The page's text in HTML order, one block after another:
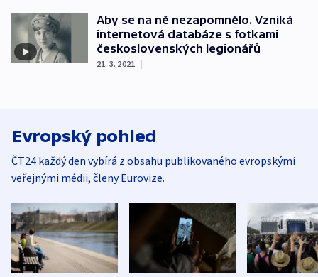
Aby se na ně nezapomnělo. Vzniká
internetová databáze s fotkami
československých legionářů
21. 3. 2021 |
Evropský pohled
ČT24 každý den vybírá z obsahu publikovaného evropskými
veřejnými médii, členy Eurovize.